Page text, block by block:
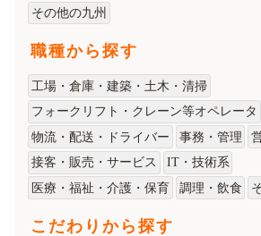
その他の九州
職種から探す
工場・倉庫・建築・土木・清掃
フォークリフト・クレーン等オペレータ
物流・配送・ドライバー
事務・管理
接客・販売・サービス
IT・技術系
医療・福祉・介護・保育
調理・飲食
こだわりから探す